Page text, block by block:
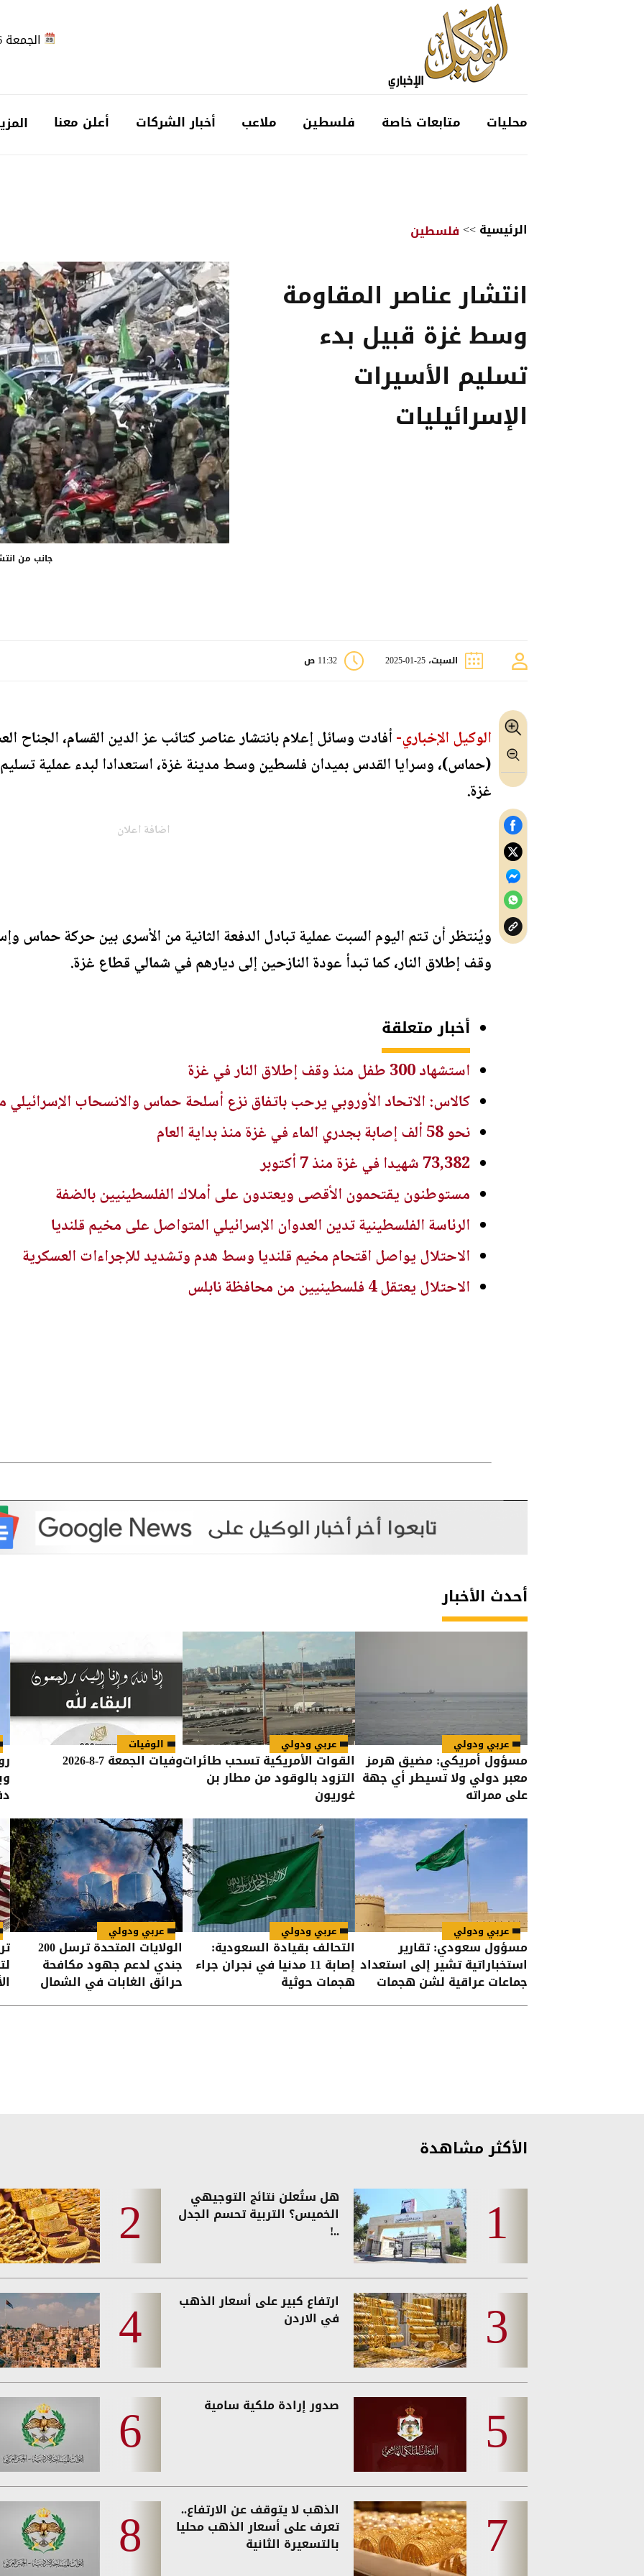
الجمعة 2026-08-07
محليات متابعات خاصة فلسطين ملاعب أخبار الشركات أعلن معنا
الرئيسية>>فلسطين
انتشار عناصر المقاومة
وسط غزة قبيل بدء
تسليم الأسيرات
الإسرائيليات
جانب من
السبت، 25-01-2025 11:32 ص
الوكيل الإخباري-أفادت وسائل إعلام بانتشار عناصر كتائب عز الدين القسام، الجناح
(حماس)، وسرايا القدس بميدان فلسطين وسط مدينة غزة، استعدادا لبدء عملية
غزة.
اضافة اعلان
ويُنتظر أن تتم اليوم السبت عملية تبادل الدفعة الثانية من الأسرى بين حركة حماس
وقف إطلاق النار، كما تبدأ عودة النازحين إلى ديارهم في شمالي قطاع غزة.
أخبار متعلقة
استشهاد 300 طفل منذ وقف إطلاق النار في غزة
كالاس: الاتحاد الأوروبي يرحب باتفاق نزع أسلحة حماس والانسحاب الإسرائيلي
نحو 58 ألف إصابة بجدري الماء في غزة منذ بداية العام
73,382 شهيدا في غزة منذ 7 أكتوبر
مستوطنون يقتحمون الأقصى ويعتدون على أملاك الفلسطينيين بالضفة
الرئاسة الفلسطينية تدين العدوان الإسرائيلي المتواصل على مخيم قلنديا
الاحتلال يواصل اقتحام مخيم قلنديا وسط هدم وتشديد للإجراءات العسكرية
الاحتلال يعتقل 4 فلسطينيين من محافظة نابلس
أحدث الأخبار
عربي ودولي
مسؤول أمريكي: مضيق هرمز
معبر دولي ولا تسيطر أي جهة
على ممراته
عربي ودولي
القوات الأمريكية تسحب طائرات
التزود بالوقود من مطار بن
غوريون
الوفيات
وفيات الجمعة 7-8-2026
عربي ودولي
مسؤول سعودي: تقارير
استخباراتية تشير إلى استعداد
جماعات عراقية لشن هجمات
على السعودية
عربي ودولي
التحالف بقيادة السعودية:
إصابة 11 مدنيا في نجران جراء
هجمات حوثية
عربي ودولي
الولايات المتحدة ترسل 200
جندي لدعم جهود مكافحة
حرائق الغابات في الشمال
الغربي
الأكثر مشاهدة
هل ستُعلن نتائج التوجيهي
الخميس؟ التربية تحسم الجدل
..!
ارتفاع كبير على أسعار الذهب
في الاردن
صدور إرادة ملكية سامية
الذهب لا يتوقف عن الارتفاع..
تعرف على أسعار الذهب محليا
بالتسعيرة الثانية